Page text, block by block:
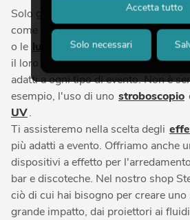
Solo grazie a ottimi effetti scenici
come l'illuminazione del
o le luci effetto strobo, gli
il loro massimo impatto. Tuttavia,
adatti a ogni tipo di evento. Non è
esempio, l'uso di uno stroboscopio
UV.
Ti assisteremo nella scelta degli
più adatti a evento. Offriamo anche
dispositivi a effetto per
bar e discoteche. Nel nostro shop
ciò di cui hai bisogno per creare
grande impatto, dai proiettori ai
Solo necessari
Accetta tutto